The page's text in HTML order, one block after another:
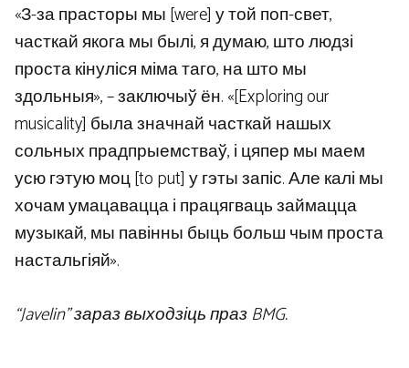
«З-за прасторы мы [were] у той поп-свет,
часткай якога мы былі, я думаю, што людзі
проста кінуліся міма таго, на што мы
здольныя», – заключыў ён. «[Exploring our
musicality] была значнай часткай нашых
сольных прадпрыемстваў, і цяпер мы маем
усю гэтую моц [to put] у гэты запіс. Але калі мы
хочам умацавацца і працягваць займацца
музыкай, мы павінны быць больш чым проста
настальгіяй».
“Javelin” зараз выходзіць праз BMG.